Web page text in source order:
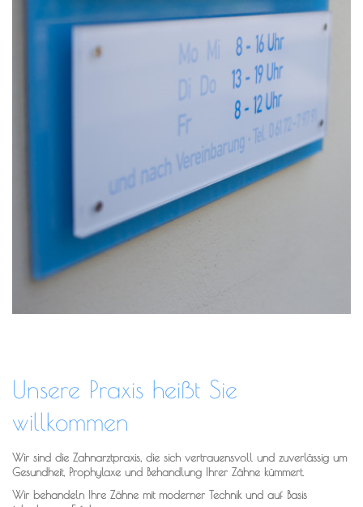
Unsere Praxis heißt Sie
willkommen
Wir sind die Zahnarztpraxis, die sich vertrauensvoll und zuverlässig um
Gesundheit, Prophylaxe und Behandlung Ihrer Zähne kümmert.
Wir behandeln Ihre Zähne mit moderner Technik und auf Basis